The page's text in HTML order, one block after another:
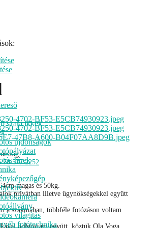
szakcikkek
újdonságok
hírek
világítás
fotótechnika
70 577 2252
magas és 50kg.
privátban illetve ügynökségekkel együtt
a szakmában, többféle fotózáson voltam
dolgoztam együtt, köztük Ola Voga,